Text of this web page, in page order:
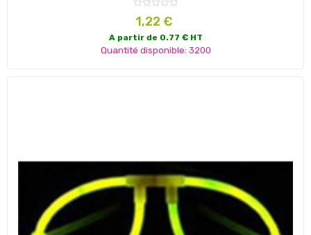
Prix
1,22 €
A partir de 0.77 € HT
Quantité disponible: 3200